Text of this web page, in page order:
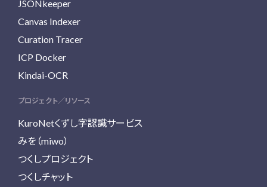
JSONkeeper
Canvas Indexer
Curation Tracer
ICP Docker
Kindai-OCR
プロジェクト／リソース
KuroNetくずし字認識サービス
みを（miwo）
つくしプロジェクト
つくしチャット